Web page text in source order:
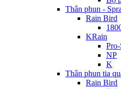
Thân phun -
Rain Bird
KRain
Pro-
NP
K
Thân phun tia
Rain Bird